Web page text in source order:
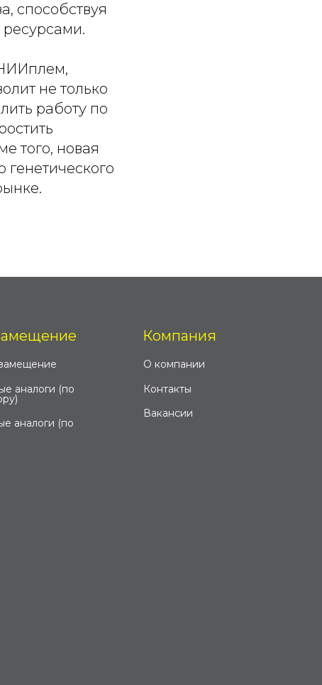
способствуя
не только
работу по
того, новая
аналоги (по
аналоги (по Контакты
О компании
Компания
Вакансии